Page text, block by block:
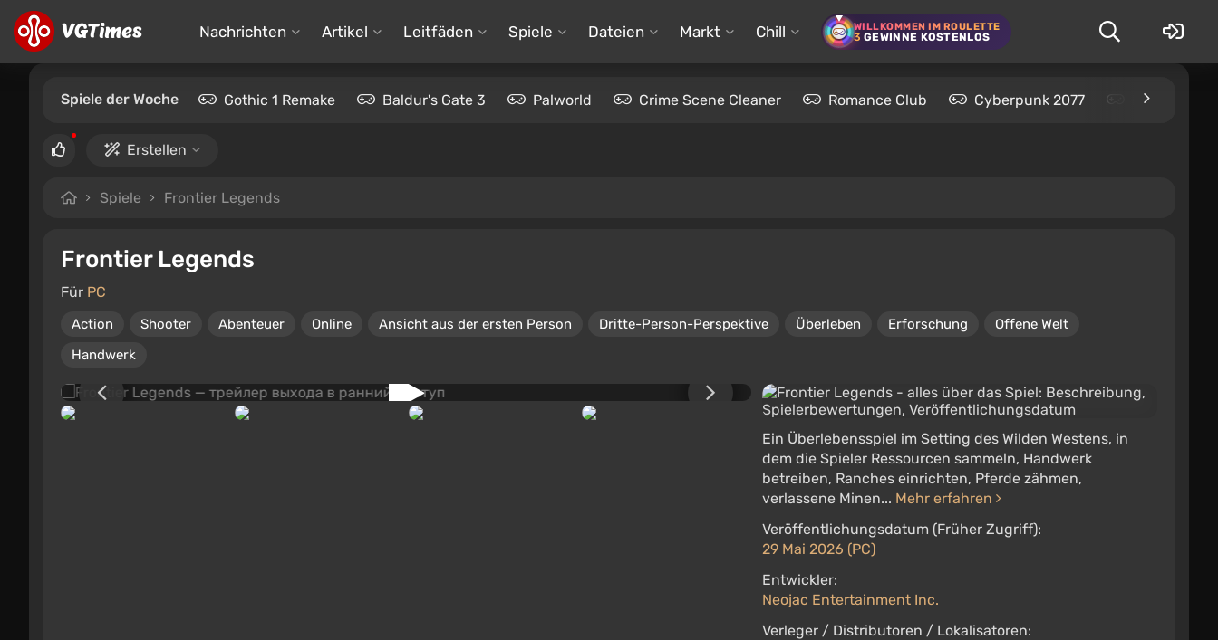
Nachrichten Artikel Leitfäden Spiele Dateien Markt Chill WILLKOMMEN IM ROULETTE
3 GEWINNE KOSTENLOS
Spiele der Woche Gothic 1 Remake Baldur's Gate 3 Palworld Crime Scene Cleaner Romance Club Cyberpunk 2077 Kingdom
Erstellen
Spiele Frontier Legends
Frontier Legends
Für PC
Action Shooter Abenteuer Online Ansicht aus der ersten Person Dritte-Person-Perspektive Überleben Erforschung
Offene Welt
Handwerk
Ein Überlebensspiel im Setting des Wilden Westens, in
dem die Spieler Ressourcen sammeln, Handwerk
betreiben, Ranches einrichten, Pferde zähmen,
verlassene Minen... Mehr erfahren
Veröffentlichungsdatum (Früher Zugriff):
29 Mai 2026 (PC)
Entwickler:
Neojac Entertainment Inc.
Verleger / Distributoren / Lokalisatoren: